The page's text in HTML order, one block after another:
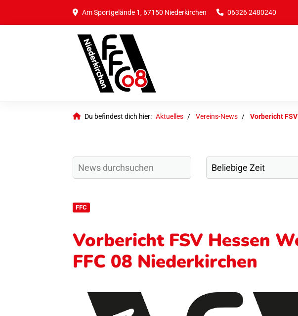
Am Sportgelände 1, 67150 Niederkirchen 06326 2480240
Du befindest dich hier: Aktuelles Vereins-News Vorbericht
FFC
Vorbericht FSV Hessen
FFC 08 Niederkirchen